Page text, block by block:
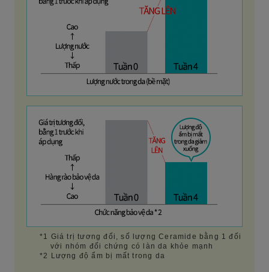
*1
Giá trị tương đối, số lượng Ceramide bằng 1 đối
với nhóm đối chứng có làn da khỏe mạnh
*2 Lượng độ ẩm bị mất trong da